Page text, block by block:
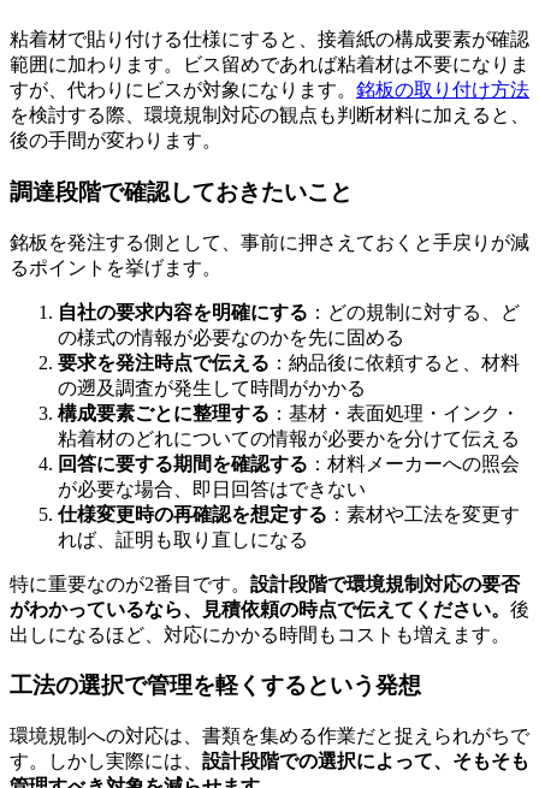
粘着材で貼り付ける仕様にすると、接着紙の構成要素が確認
範囲に加わります。ビス留めであれば粘着材は不要になりま
すが、代わりにビスが対象になります。 銘板の取り付け方法
を検討する際、環境規制対応の観点も判断材料に加えると、
後の手間が変わります。
調達段階で確認しておきたいこと
銘板を発注する側として、事前に押さえておくと手戻りが減
るポイントを挙げます。
自社の要求内容を明確にする ：どの規制に対する、ど
の様式の情報が必要なのかを先に固める
要求を発注時点で伝える ：納品後に依頼すると、材料
の遡及調査が発生して時間がかかる
構成要素ごとに整理する ：基材・表面処理・インク・
粘着材のどれについての情報が必要かを分けて伝える
回答に要する期間を確認する ：材料メーカーへの照会
が必要な場合、即日回答はできない
仕様変更時の再確認を想定する ：素材や工法を変更す
れば、証明も取り直しになる
特に重要なのが2番目です。 設計段階で環境規制対応の要否
がわかっているなら、見積依頼の時点で伝えてください。 後
出しになるほど、対応にかかる時間もコストも増えます。
工法の選択で管理を軽くするという発想
環境規制への対応は、書類を集める作業だと捉えられがちで
す。しかし実際には、 設計段階での選択によって、そもそも